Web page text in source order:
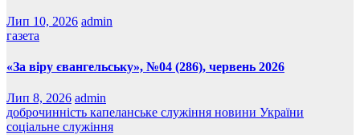
Лип 10, 2026 admin
газета
«За віру євангельську», №04 (286), червень 2026
Лип 8, 2026 admin
доброчинність капеланське служіння новини України
соціальне служіння